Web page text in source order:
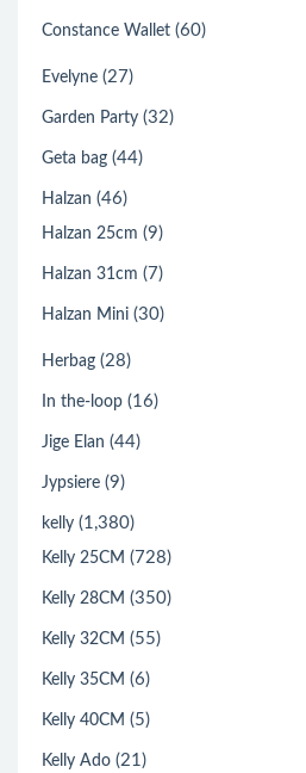
Constance Wallet (60)
Evelyne (27)
Garden Party (32)
Geta bag (44)
Halzan (46)
Halzan 25cm (9)
Halzan 31cm (7)
Halzan Mini (30)
Herbag (28)
In the-loop (16)
Jige Elan (44)
Jypsiere (9)
kelly (1,380)
Kelly 25CM (728)
Kelly 28CM (350)
Kelly 32CM (55)
Kelly 35CM (6)
Kelly 40CM (5)
Kelly Ado (21)